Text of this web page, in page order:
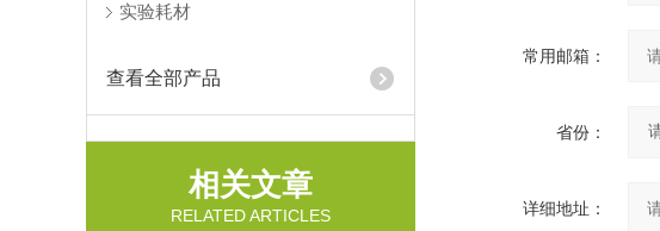
实验耗材
查看全部产品
相关文章
RELATED ARTICLES
常用邮箱：
省份：
详细地址：